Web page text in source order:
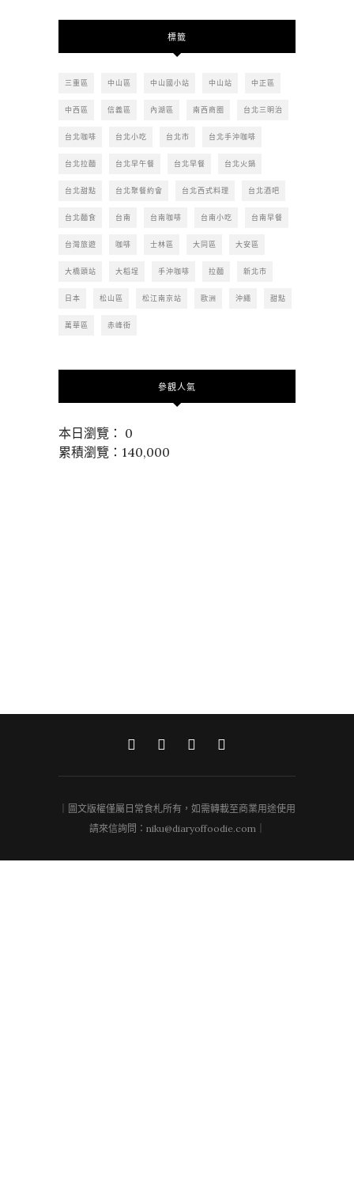
標籤
三重區 中山區 中山國小站 中山站 中正區
中西區 信義區 內湖區 南西商圈 台北三明治
台北咖啡 台北小吃 台北市 台北手沖咖啡
台北拉麵 台北早午餐 台北早餐 台北火鍋
台北甜點 台北聚餐約會 台北西式料理 台北酒吧
台北麵食 台南 台南咖啡 台南小吃 台南早餐
台灣旅遊 咖啡 士林區 大同區 大安區
大橋頭站 大稻埕 手沖咖啡 拉麵 新北市
日本 松山區 松江南京站 歐洲 沖繩 甜點
萬華區 赤峰街
參觀人氣
本日瀏覽： 0
累積瀏覽：140,000
｜圖文版權僅屬日常食札所有，如需轉載至商業用途使用
請來信詢問：niku@diaryoffoodie.com｜